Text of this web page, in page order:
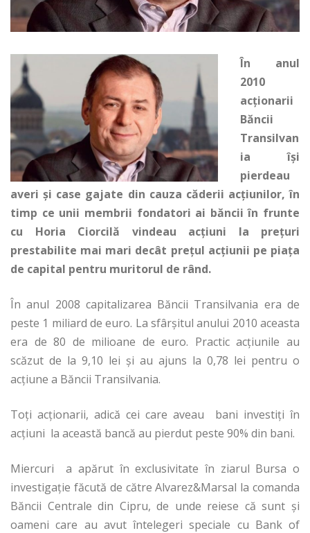
În anul
2010
acționarii
Băncii
Transilvan
ia își
pierdeau
averi și case gajate din cauza căderii acțiunilor, în
timp ce unii membrii fondatori ai băncii în frunte
cu Horia Ciorcilă vindeau acțiuni la prețuri
prestabilite mai mari decât prețul acțiunii pe piața
de capital pentru muritorul de rând.
În anul 2008 capitalizarea Băncii Transilvania era de
peste 1 miliard de euro. La sfârșitul anului 2010 aceasta
era de 80 de milioane de euro. Practic acțiunile au
scăzut de la 9,10 lei și au ajuns la 0,78 lei pentru o
acțiune a Băncii Transilvania.
Toți acționarii, adică cei care aveau bani investiți în
acțiuni la această bancă au pierdut peste 90% din bani.
Miercuri a apărut în exclusivitate în ziarul Bursa o
investigație făcută de către Alvarez&Marsal la comanda
Băncii Centrale din Cipru, de unde reiese că sunt și
oameni care au avut întelegeri speciale cu Bank of